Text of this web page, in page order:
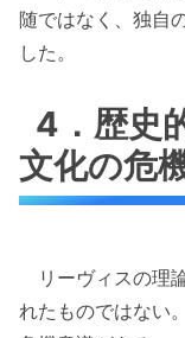
随ではなく、独自
した。
4．歴史
文化の危
リーヴィスの理
れたものではない